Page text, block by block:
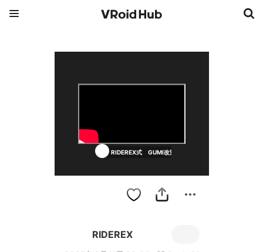
RIDEREX式 GUMI改変 Concert Dress
RIDEREX